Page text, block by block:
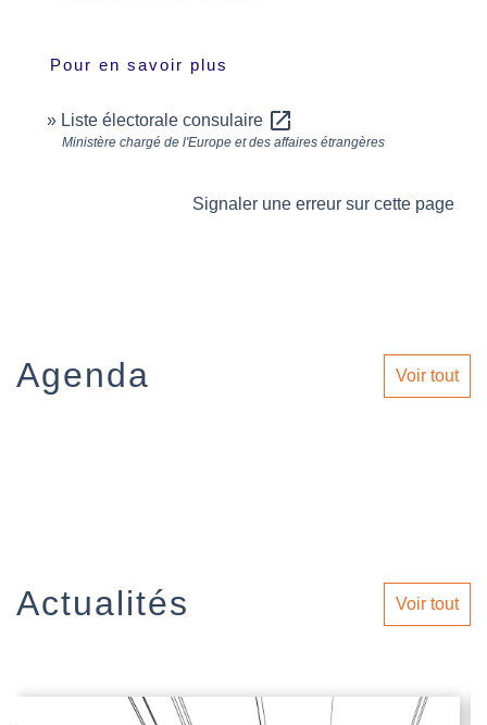
Pour en savoir plus
Liste électorale consulaire open_in_new
Ministère chargé de l'Europe et des affaires étrangères
Signaler une erreur sur cette page
Agenda Voir tout
Actualités Voir tout